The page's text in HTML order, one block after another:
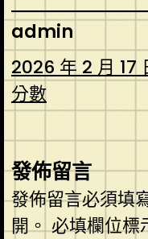
admin
2026 年 2 月 17
分數
發佈留言
發佈留言必須填
開。必填欄位